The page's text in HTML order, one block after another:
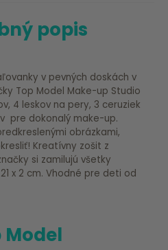
popis
v pevných doskách v
Top Model Make-up Studio
4 leskov na pery, 3 ceruziek
pre dokonalý make-up.
obrázkami,
Kreatívny zošit z
si zamilujú všetky
x 2 cm. Vhodné pre deti od
Model